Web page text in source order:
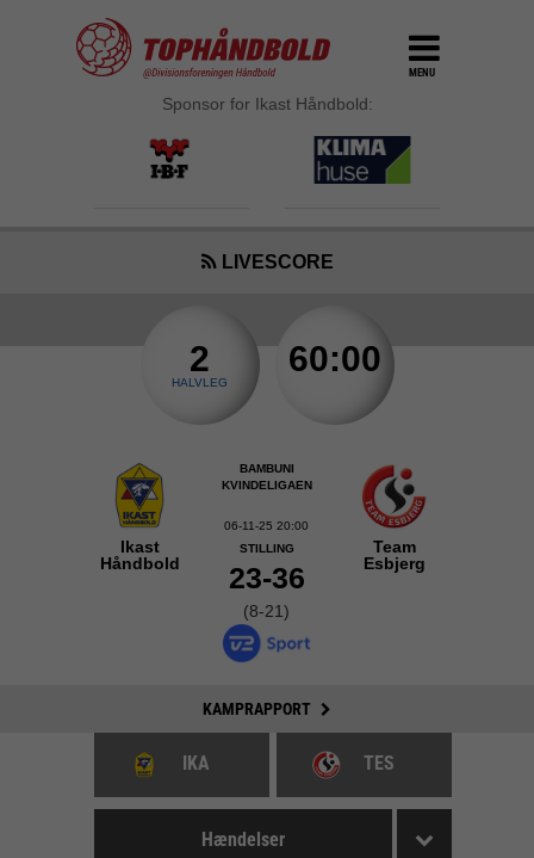
MENU
Sponsor for Ikast Håndbold:
LIVESCORE
2
HALVLEG
60:00
Ikast
Håndbold
BAMBUNI
KVINDELIGAEN
06-11-25 20:00
STILLING
23-36
(8-21)
Team
Esbjerg
KAMPRAPPORT
IKA TES
Hændelser